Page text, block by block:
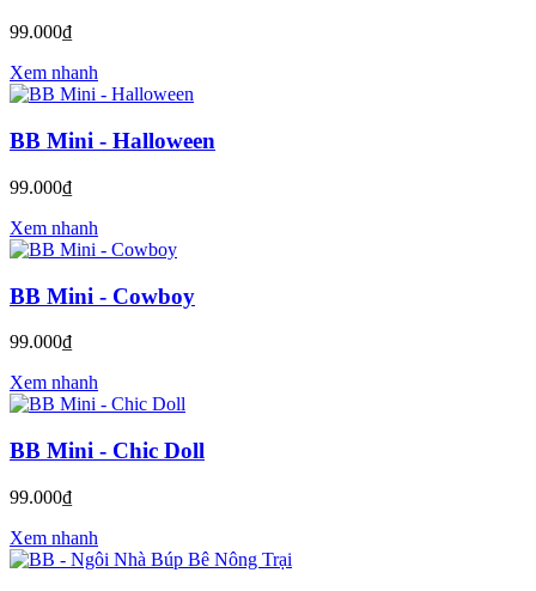
99.000₫
Xem nhanh
BB Mini - Halloween
99.000₫
Xem nhanh
BB Mini - Cowboy
99.000₫
Xem nhanh
BB Mini - Chic Doll
99.000₫
Xem nhanh